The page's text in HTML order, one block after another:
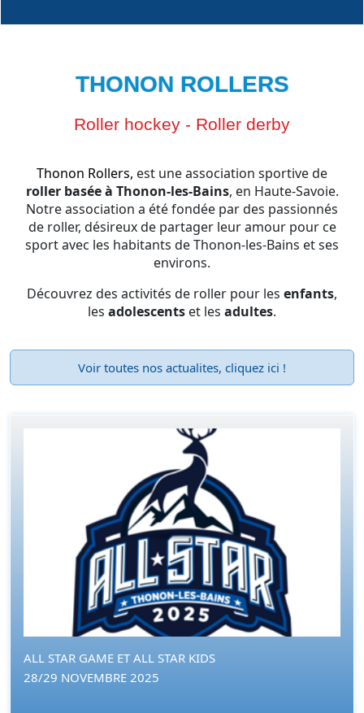
THONON ROLLERS
Roller hockey - Roller derby
Thonon Rollers, est une association sportive de
roller basée à Thonon-les-Bains, en Haute-Savoie.
Notre association a été fondée par des passionnés
de roller, désireux de partager leur amour pour ce
sport avec les habitants de Thonon-les-Bains et ses
environs.
Découvrez des activités de roller pour les enfants,
les adolescents et les adultes.
Voir toutes nos actualites, cliquez ici !
ALL STAR GAME ET ALL STAR KIDS
28/29 NOVEMBRE 2025